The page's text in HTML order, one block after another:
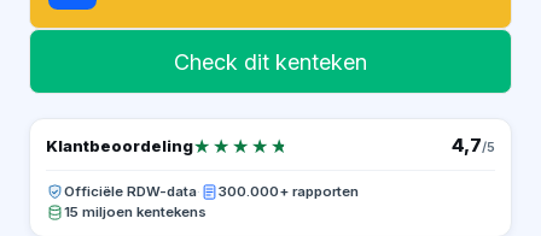
Check dit kenteken
Klantbeoordeling★★★★★
★★★★★ 4,7/5
Officiële RDW-data·
300.000+ rapporten
15 miljoen kentekens